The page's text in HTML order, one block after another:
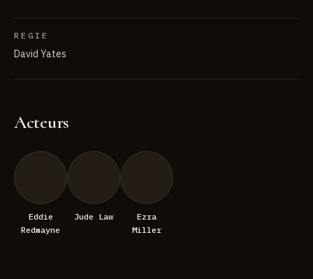
REGIE
David Yates
Acteurs
Eddie
Redmayne
Jude Law
Ezra
Miller